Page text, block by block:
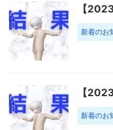
【
新着のお
【
新着のお